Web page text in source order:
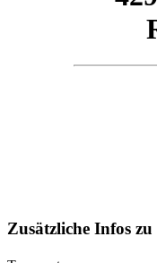
Zusätzliche Infos zu